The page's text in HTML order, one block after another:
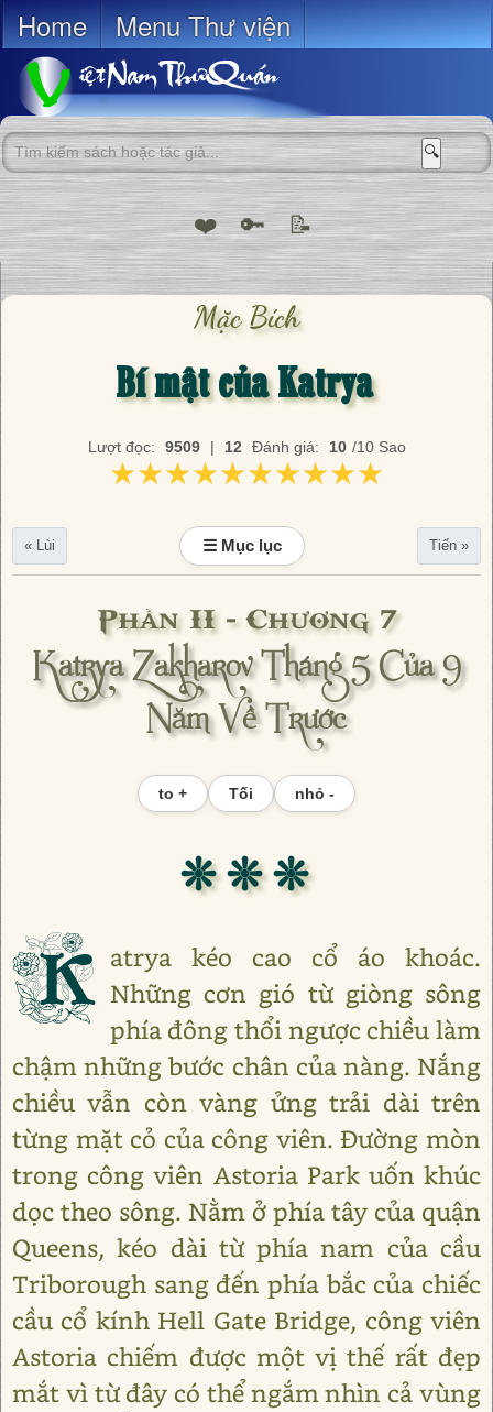
Home Menu Thư viện
🔍
❤️ 🔑 📝
Mặc Bích
Bí mật của Katrya
Lượt đọc: 9509 | 12 Đánh giá: 10 /10 Sao
★★★★★★★★★★
★★★★★★★★★★
« Lùi ☰ Mục lục Tiến »
Phần II - Chương 7
Katrya Zakharov Tháng 5 Của 9
Năm Về Trước
to + Tối nhỏ -
❊ ❊ ❊
K atrya kéo cao cổ áo khoác.
Những cơn gió từ giòng sông
phía đông thổi ngược chiều làm
chậm những bước chân của nàng. Nắng
chiều vẫn còn vàng ửng trải dài trên
từng mặt cỏ của công viên. Đường mòn
trong công viên Astoria Park uốn khúc
dọc theo sông. Nằm ở phía tây của quận
Queens, kéo dài từ phía nam của cầu
Triborough sang đến phía bắc của chiếc
cầu cổ kính Hell Gate Bridge, công viên
Astoria chiếm được một vị thế rất đẹp
mắt vì từ đây có thể ngắm nhìn cả vùng